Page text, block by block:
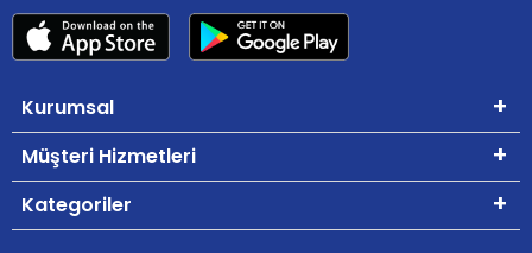
Kurumsal
Müşteri Hizmetleri
Kategoriler